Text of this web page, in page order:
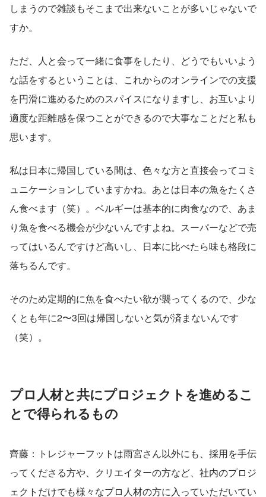
しまうので雑談もそこまで出来ないことが多いじゃないで
すか。
ただ、人と会って一緒に食事をしたり、どうでもいいよう
な話をするということは、これからのオンラインでの支援
を円滑に進めるためのスパイスになりますし、お互いより
適度な距離感を保つことができるので大事なことだと私も
思います。
私は日本に帰国している間は、色々な方と直接会ってコミ
ュニケーションしていますかね。あとは日本の魚をたくさ
ん食べます（笑）。ベルギーは基本的に肉食なので、あま
り魚を食べる機会が少ないんですよね。スーパーなどで売
ってはいるんですけど高いし、日本に比べたら味も格段に
落ちるんです。
そのため定期的に魚を食べたい欲が襲ってくるので、少な
くとも年に2〜3回は帰国しないと気が済まないんです
（笑）。
プロ人材と共にプロジェクトを進めるこ
とで得られるもの
齊藤：トレジャーフットは雨宮さん以外にも、採用を手伝
ってくださる方や、クリエイターの方など、社内のプロジ
ェクトだけでも様々なプロ人材の方に入っていただいてい